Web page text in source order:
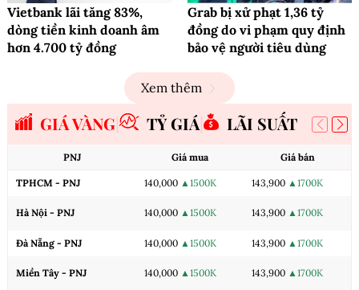
Vietbank lãi tăng 83%,
dòng tiền kinh doanh âm
hơn 4.700 tỷ đồng
Grab bị xử phạt 1,36 tỷ
đồng do vi phạm quy định
bảo vệ người tiêu dùng
Xem thêm
GIÁ VÀNG TỶ GIÁ LÃI SUẤT
PNJ Giá mua Giá bán
TPHCM - PNJ 140,000 ▲1500K 143,900 ▲1700K
Hà Nội - PNJ 140,000 ▲1500K 143,900 ▲1700K
Đà Nẵng - PNJ 140,000 ▲1500K 143,900 ▲1700K
Miền Tây - PNJ 140,000 ▲1500K 143,900 ▲1700K